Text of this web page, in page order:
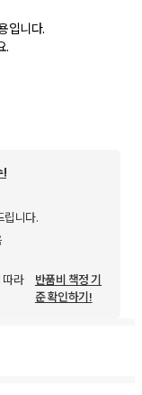
입니다.
.
!
립니다.
따라
반품비 책정 기
준 확인하기!